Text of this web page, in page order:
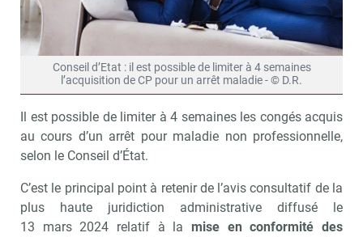
Conseil d’Etat : il est possible de limiter à 4 semaines
l’acquisition de CP pour un arrêt maladie - © D.R.
Il est possible de limiter à 4 semaines les congés acquis
au cours d’un arrêt pour maladie non professionnelle,
selon le Conseil d’État.
C’est le principal point à retenir de l’avis consultatif de la
plus haute juridiction administrative diffusé le
13 mars 2024 relatif à la mise en conformité des